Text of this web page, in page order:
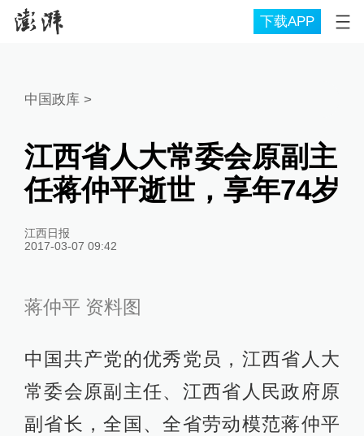
下载APP
中国政库 >
江西省人大常委会原副主
任蒋仲平逝世，享年74岁
江西日报
2017-03-07 09:42
蒋仲平 资料图
中国共产党的优秀党员，江西省人大
常委会原副主任、江西省人民政府原
副省长，全国、全省劳动模范蒋仲平